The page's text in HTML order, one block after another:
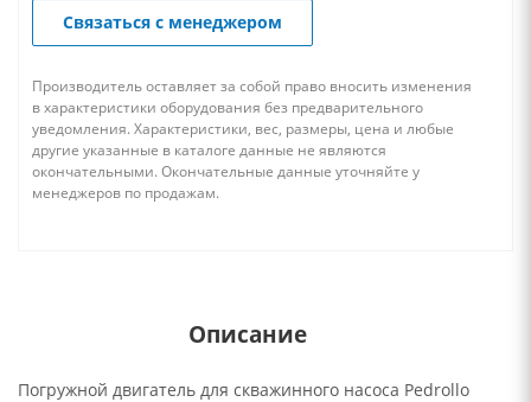
Связаться с менеджером
Производитель оставляет за собой право вносить изменения
в характеристики оборудования без предварительного
уведомления. Характеристики, вес, размеры, цена и любые
другие указанные в каталоге данные не являются
окончательными. Окончательные данные уточняйте у
менеджеров по продажам.
Описание
Погружной двигатель для скважинного насоса Pedrollo